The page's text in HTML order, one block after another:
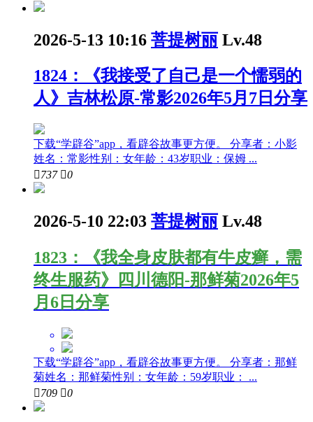
2026-5-13 10:16 菩提树丽 Lv.48
1824：《我接受了自己是一个懦弱的
人》吉林松原-常影2026年5月7日分享
下载“学辟谷”app，看辟谷故事更方便。 分享者：小影
姓名：常影性别：女年龄：43岁职业：保姆 ...
737 0
2026-5-10 22:03 菩提树丽 Lv.48
1823：《我全身皮肤都有牛皮癣，需
终生服药》四川德阳-那鲜菊2026年5
月6日分享
下载“学辟谷”app，看辟谷故事更方便。 分享者：那鲜
菊姓名：那鲜菊性别：女年龄：59岁职业： ...
709 0